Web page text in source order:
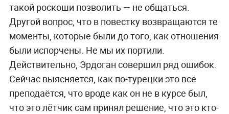
такой роскоши позволить — не общаться.
Другой вопрос, что в повестку возвращаются те
моменты, которые были до того, как отношения
были испорчены. Не мы их портили.
Действительно, Эрдоган совершил ряд ошибок.
Сейчас выясняется, как по-турецки это всё
преподаётся, что вроде как он не в курсе был,
что это лётчик сам принял решение, что это кто-